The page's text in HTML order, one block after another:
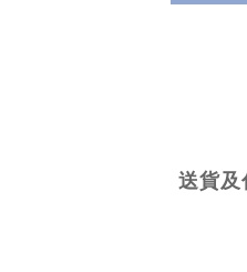
送貨及